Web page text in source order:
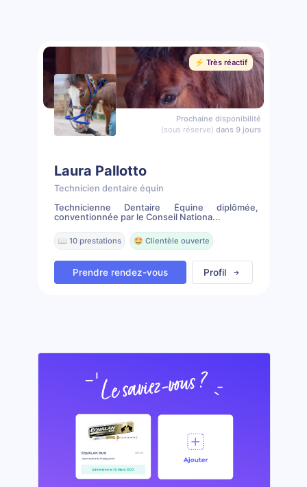
⚡️ Très réactif
Prochaine disponibilité
(sous réserve) dans 9 jours
Laura Pallotto
Technicien dentaire équin
Technicienne Dentaire Équine diplômée,
conventionnée par le Conseil Nationa...
📖 10 prestations 🤩 Clientèle ouverte
Prendre rendez-vous Profil